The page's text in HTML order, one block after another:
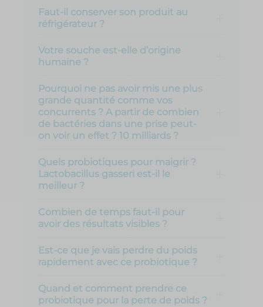
Faut-il conserver son produit au
réfrigérateur ?
Votre souche est-elle d’origine
humaine ?
Pourquoi ne pas avoir mis une plus
grande quantité comme vos
concurrents ? A partir de combien
de bactéries dans une prise peut-
on voir un effet ? 10 milliards ?
Quels probiotiques pour maigrir ?
Lactobacillus gasseri est-il le
meilleur ?
Combien de temps faut-il pour
avoir des résultats visibles ?
Est-ce que je vais perdre du poids
rapidement avec ce probiotique ?
Quand et comment prendre ce
probiotique pour la perte de poids ?